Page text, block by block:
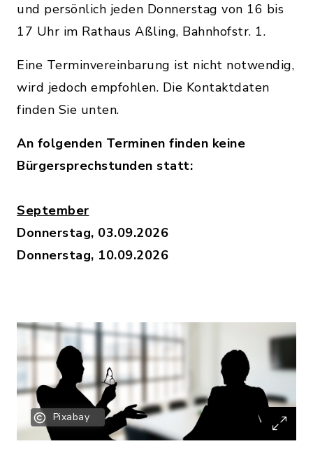
und persönlich jeden Donnerstag von 16 bis
17 Uhr im Rathaus Aßling, Bahnhofstr. 1.
Eine Terminvereinbarung ist nicht notwendig,
wird jedoch empfohlen. Die Kontaktdaten
finden Sie unten.
An folgenden Terminen finden keine
Bürgersprechstunden statt:
September
Donnerstag, 03.09.2026
Donnerstag, 10.09.2026
Pixabay